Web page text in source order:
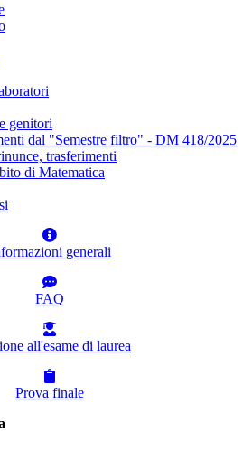
genitori
dal "Semestre filtro" - DM 418/2025
trasferimenti
di Matematica
generali
FAQ
all'esame di laurea
Prova finale